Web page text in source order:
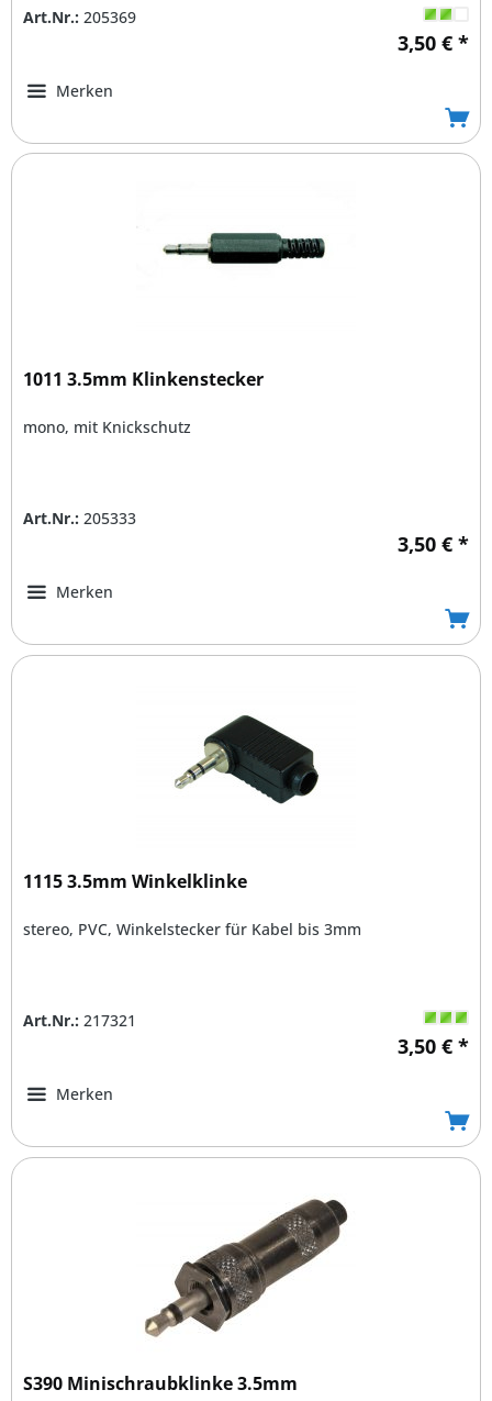
Art.Nr.: 205369
3,50 € *
Merken
1011 3.5mm Klinkenstecker
mono, mit Knickschutz
Art.Nr.: 205333
3,50 € *
Merken
1115 3.5mm Winkelklinke
stereo, PVC, Winkelstecker für Kabel bis 3mm
Art.Nr.: 217321
3,50 € *
Merken
S390 Minischraubklinke 3.5mm